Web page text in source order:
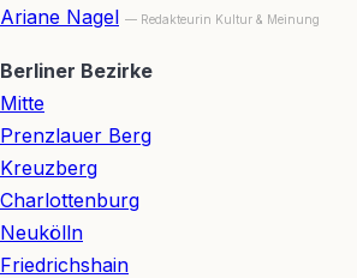
Ariane Nagel — Redakteurin Kultur & Meinung
Berliner Bezirke
Mitte
Prenzlauer Berg
Kreuzberg
Charlottenburg
Neukölln
Friedrichshain